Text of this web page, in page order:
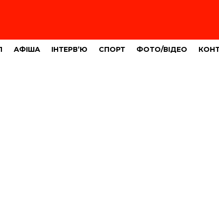
АФІША ІНТЕРВ’Ю СПОРТ ФОТО/ВІДЕО